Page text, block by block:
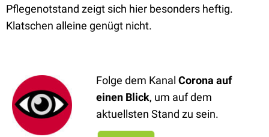
Pflegenotstand zeigt sich hier besonders heftig.
Klatschen alleine genügt nicht.
Folge dem Kanal Corona auf
einen Blick, um auf dem
aktuellsten Stand zu sein.